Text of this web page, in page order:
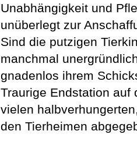
Unabhängigkeit und
unüberlegt zur
Sind die putzigen
manchmal
gnadenlos ihrem
Traurige Endstation auf
vielen
den Tierheimen